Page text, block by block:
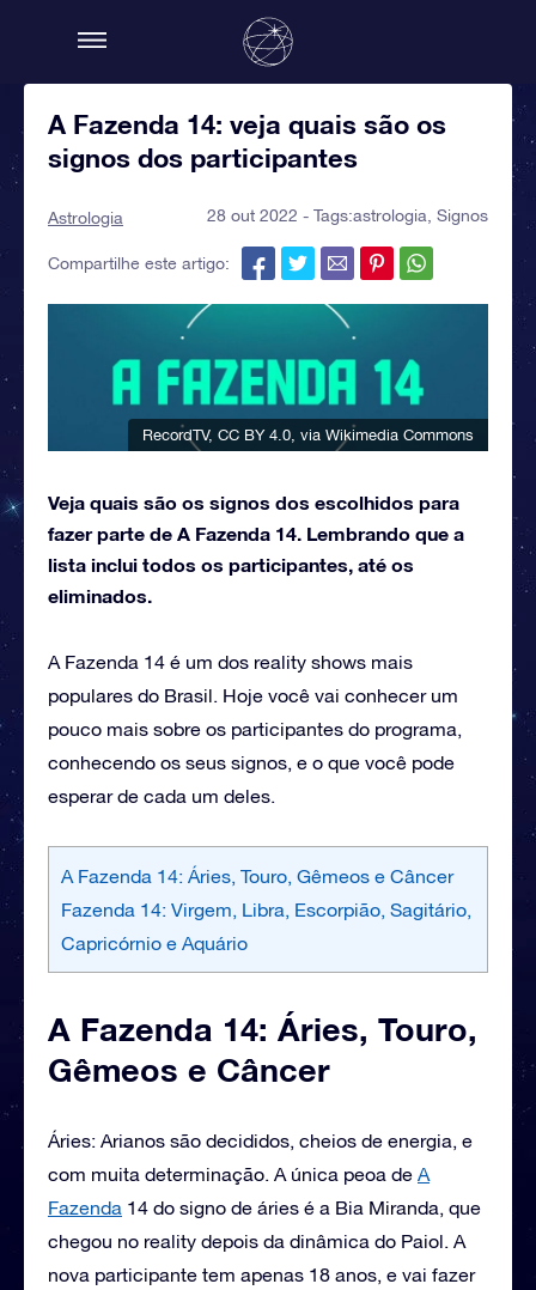
A Fazenda 14: veja quais são os
signos dos participantes
Astrologia 28 out 2022 - Tags:astrologia Signos
Compartilhe este artigo:
RecordTV, CC BY 4.0 , via Wikimedia Commons
Veja quais são os signos dos escolhidos para
fazer parte de A Fazenda 14. Lembrando que a
lista inclui todos os participantes, até os
eliminados.
A Fazenda 14 é um dos reality shows mais
populares do Brasil. Hoje você vai conhecer um
pouco mais sobre os participantes do programa,
conhecendo os seus signos, e o que você pode
esperar de cada um deles.
A Fazenda 14: Áries, Touro, Gêmeos e Câncer
Fazenda 14: Virgem, Libra, Escorpião, Sagitário,
Capricórnio e Aquário
A Fazenda 14: Áries, Touro,
Gêmeos e Câncer
Áries: Arianos são decididos, cheios de energia, e
com muita determinação. A única peoa de A
Fazenda 14 do signo de áries é a Bia Miranda, que
chegou no reality depois da dinâmica do Paiol. A
nova participante tem apenas 18 anos, e vai fazer